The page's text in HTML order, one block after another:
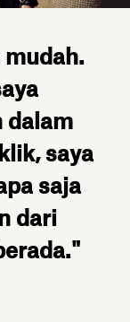
mudah.
dalam
saya
saja
dari